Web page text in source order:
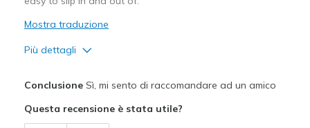
Mostra traduzione
Più dettagli
Breathe Well
ConclusioneSì, mi sento di raccomandare ad un amico
Questa recensione è stata utile?